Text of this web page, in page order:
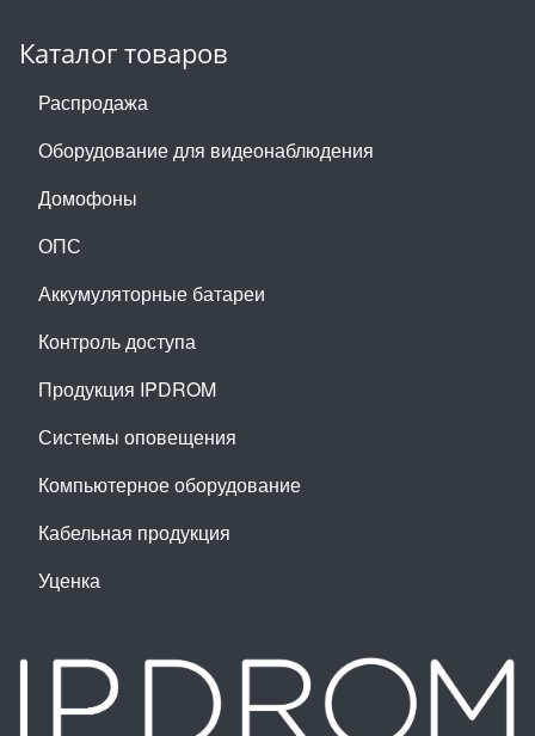
Каталог товаров
Распродажа
Оборудование для видеонаблюдения
Домофоны
ОПС
Аккумуляторные батареи
Контроль доступа
Продукция IPDROM
Системы оповещения
Компьютерное оборудование
Кабельная продукция
Уценка